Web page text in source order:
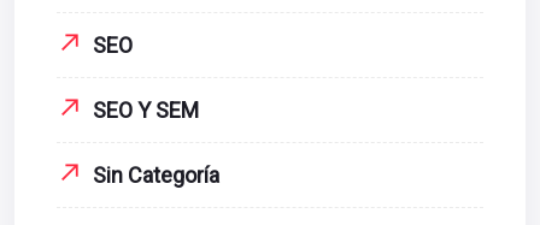
SEO
SEO Y SEM
Sin Categoría